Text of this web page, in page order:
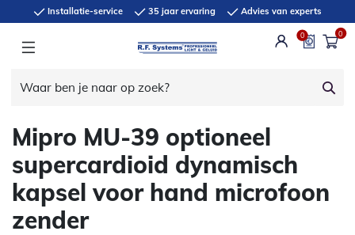
Installatie-service 35 jaar ervaring Advies van experts
0 0
Mipro MU-39 optioneel
supercardioid dynamisch
kapsel voor hand microfoon
zender